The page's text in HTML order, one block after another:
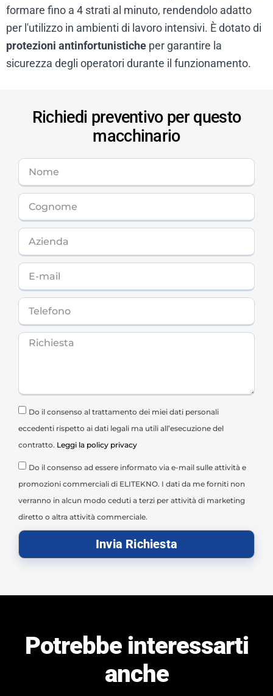
formare fino a 4 strati al minuto, rendendolo adatto
per l'utilizzo in ambienti di lavoro intensivi. È dotato di
protezioni antinfortunistiche per garantire la
sicurezza degli operatori durante il funzionamento.
Richiedi preventivo per questo
macchinario
Do il consenso al trattamento dei miei dati personali
eccedenti rispetto ai dati legali ma utili all’esecuzione del
contratto. Leggi la policy privacy
Do il consenso ad essere informato via e-mail sulle attività e
promozioni commerciali di ELITEKNO. I dati da me forniti non
verranno in alcun modo ceduti a terzi per attività di marketing
diretto o altra attività commerciale.
Invia Richiesta
Potrebbe interessarti
anche